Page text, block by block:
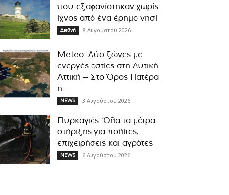
που εξαφανίστηκαν χωρίς
ίχνος από ένα έρημο νησί
Διεθνή 8 Αυγούστου 2026
Meteo: Δύο ζώνες με
ενεργές εστίες στη Δυτική
Αττική – Στο Όρος Πατέρα
η...
NEWS 3 Αυγούστου 2026
Πυρκαγιές: Όλα τα μέτρα
στήριξης για πολίτες,
επιχειρήσεις και αγρότες
NEWS 6 Αυγούστου 2026